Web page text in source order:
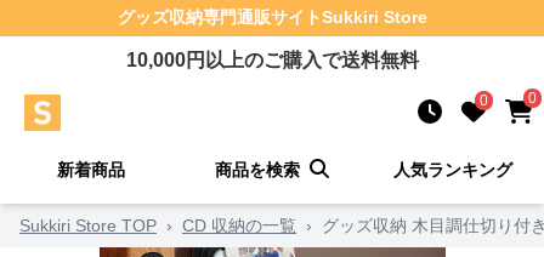
グッズ収納専門通販サイトSukkiri Store
10,000円以上のご購入で送料無料
0 0
新着商品 商品を検索 人気ランキング
Sukkiri Store TOP › CD 収納の一覧 › グッズ収納 木目調仕切り付